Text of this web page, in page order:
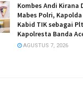
Kombes Andi Kirana
Mabes Polri,
Kabid TIK sebagai Plt
Kapolresta Banda
AGUSTUS 7, 2026